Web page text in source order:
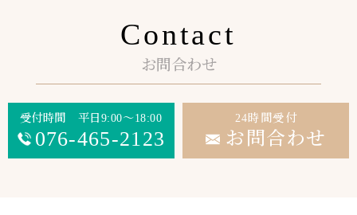
Contact
お問合わせ
受付時間 平日9:00～18:00
076-465-2123
24時間受付
お問合わせ